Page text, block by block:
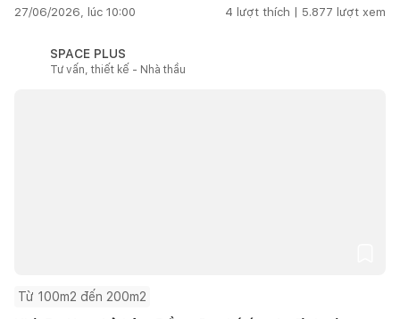
27/06/2026, lúc 10:00 4 lượt thích | 5.877 lượt xem
SPACE PLUS
Tư vấn, thiết kế - Nhà thầu
Từ 100m2 đến 200m2